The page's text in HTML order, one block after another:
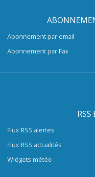
Abonnement par email
Abonnement par Fax
RSS
Flux RSS alertes
Flux RSS actualités
Widgets météo